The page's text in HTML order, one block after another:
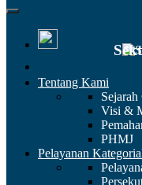
Tentang Kami
Visi &
PHMJ
Pelayanan